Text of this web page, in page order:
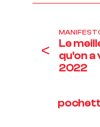
<
Le
qu’on
2022